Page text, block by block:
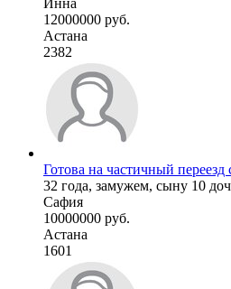
12000000 руб.
Астана
2382
Готова на частичный переезд
32 года, замужем, сыну 10
Сафия
10000000 руб.
Астана
1601